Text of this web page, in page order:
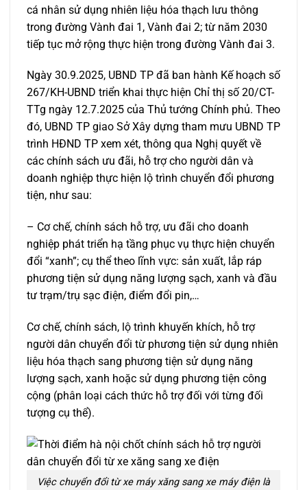
cá nhân sử dụng nhiên liệu hóa thạch lưu thông
trong đường Vành đai 1, Vành đai 2; từ năm 2030
tiếp tục mở rộng thực hiện trong đường Vành đai 3.
Ngày 30.9.2025, UBND TP đã ban hành Kế hoạch số
267/KH-UBND triển khai thực hiện Chỉ thị số 20/CT-
TTg ngày 12.7.2025 của Thủ tướng Chính phủ. Theo
đó, UBND TP giao Sở Xây dựng tham mưu UBND TP
trình HĐND TP xem xét, thông qua Nghị quyết về
các chính sách ưu đãi, hỗ trợ cho người dân và
doanh nghiệp thực hiện lộ trình chuyển đổi phương
tiện, như sau:
– Cơ chế, chính sách hỗ trợ, ưu đãi cho doanh
nghiệp phát triển hạ tầng phục vụ thực hiện chuyển
đổi “xanh”; cụ thể theo lĩnh vực: sản xuất, lắp ráp
phương tiện sử dụng năng lượng sạch, xanh và đầu
tư trạm/trụ sạc điện, điểm đổi pin,…
Cơ chế, chính sách, lộ trình khuyến khích, hỗ trợ
người dân chuyển đổi từ phương tiện sử dụng nhiên
liệu hóa thạch sang phương tiện sử dụng năng
lượng sạch, xanh hoặc sử dụng phương tiện công
cộng (phân loại cách thức hỗ trợ đối với từng đối
tượng cụ thể).
Việc chuyển đổi từ xe máy xăng sang xe máy điện là